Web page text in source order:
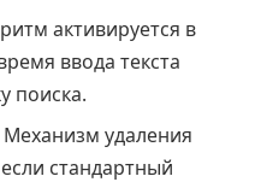
активируется в
ввода текста
поиска.
Механизм удаления
стандартный